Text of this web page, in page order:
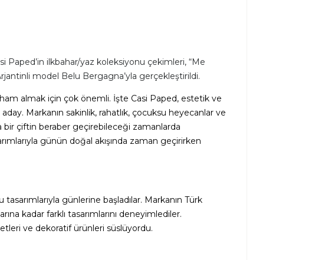
Paped’in ilkbahar/yaz koleksiyonu çekimleri, “Me
model Belu Bergagna’yla gerçekleştirildi.
almak için çok önemli. İşte Casi Paped, estetik ve
Markanın sakinlik, rahatlık, çocuksu heyecanlar ve
bir çiftin beraber geçirebileceği zamanlarda
günün doğal akışında zaman geçirirken
günlerine başladılar. Markanın Türk
kadar farklı tasarımlarını deneyimlediler.
ve dekoratif ürünleri süslüyordu.